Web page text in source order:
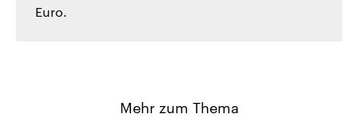
Euro.
Mehr zum Thema